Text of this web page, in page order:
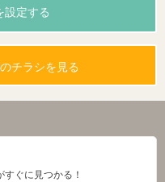
設定する
チラシを見る
ぐに見つかる！